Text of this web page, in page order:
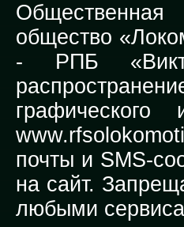
Общественная
общество
- РПБ
почты и SMS-
на сайт.
любыми